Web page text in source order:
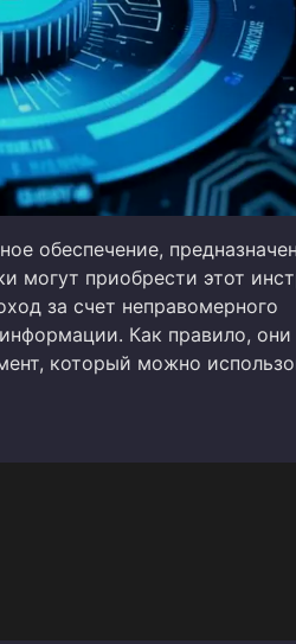
обеспечение,
могут приобрести этот
за счет неправомерного
Как правило, они
который можно